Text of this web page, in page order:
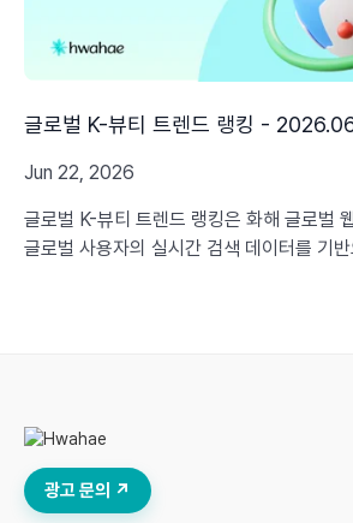
글로벌 K-뷰티 트렌드 랭킹 -
Jun 22, 2026
글로벌 K-뷰티 트렌드 랭킹은 화해 글로벌
글로벌 사용자의 실시간 검색 데이터를 기
광고 문의 ↗